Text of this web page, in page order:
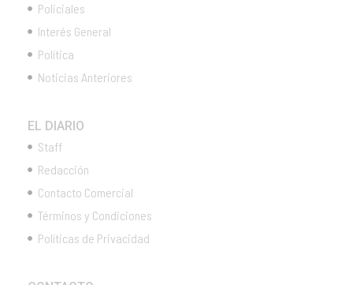
Policiales
Interés General
Política
Noticias Anteriores
EL DIARIO
Staff
Redacción
Contacto Comercial
Términos y Condiciones
Políticas de Privacidad